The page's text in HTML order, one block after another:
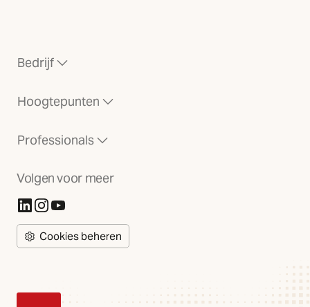
Bedrijf
Hoogtepunten
Professionals
Volgen voor meer
(Opent in nieuw tabblad)
(Opent in nieuw tabblad)
(Opent in nieuw tabblad)
Cookies beheren